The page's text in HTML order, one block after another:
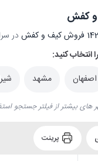
کفش
کیف و کفش
در
انتخاب کنید:
اصفهان مشهد
های بیشتر از فیلتر جستجو